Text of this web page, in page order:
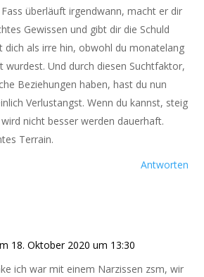
überläuft irgendwann, macht er dir
Gewissen und gibt dir die Schuld
dich als irre hin, obwohl du monatelang
wurdest. Und durch diesen Suchtfaktor,
Beziehungen haben, hast du nun
Verlustangst. Wenn du kannst, steig
nicht besser werden dauerhaft.
Terrain.
Antworten
18. Oktober 2020 um 13:30
ich war mit einem Narzissen zsm, wir